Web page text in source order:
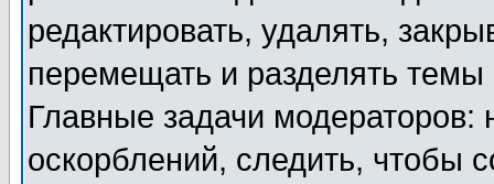
редактировать, удалять,
перемещать и разделять
Главные задачи
оскорблений, следить, чтобы